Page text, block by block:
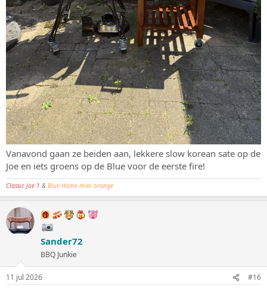
Vanavond gaan ze beiden aan, lekkere slow korean sate op de
Joe en iets groens op de Blue voor de eerste fire!
Classic Joe 1 & Blue Home mini orange
Sander72
BBQ Junkie
11 jul 2026 #16